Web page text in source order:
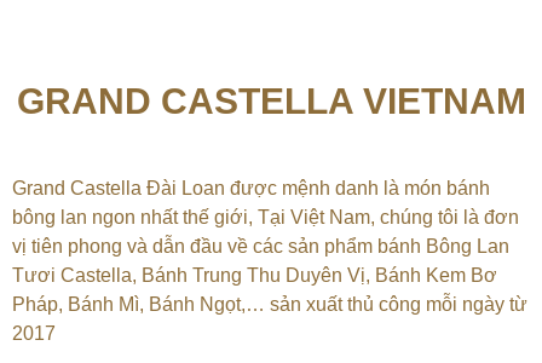
GRAND CASTELLA VIETNAM
Grand Castella Đài Loan được mệnh danh là món bánh
bông lan ngon nhất thế giới, Tại Việt Nam, chúng tôi là đơn
vị tiên phong và dẫn đầu về các sản phẩm bánh Bông Lan
Tươi Castella, Bánh Trung Thu Duyên Vị, Bánh Kem Bơ
Pháp, Bánh Mì, Bánh Ngọt,… sản xuất thủ công mỗi ngày từ
2017